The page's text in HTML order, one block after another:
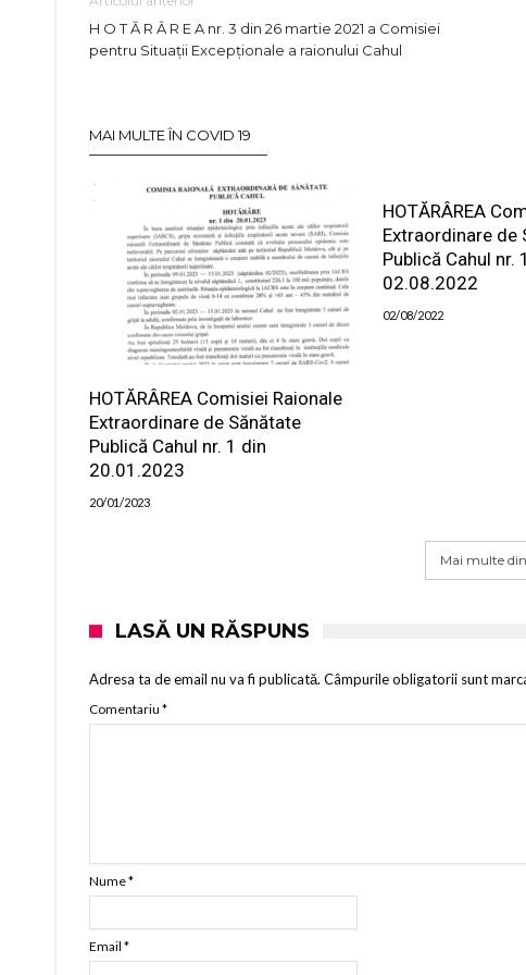
H O T Ă R Â R E A nr. 3 din 26 martie 2021 a Comisiei
pentru Situaţii Excepţionale a raionului Cahul
MAI MULTE ÎN COVID 19
HOTĂRÂREA Comisiei Raionale
Extraordinare de Sănătate
Publică Cahul nr. 1 din
20.01.2023
20/01/2023
HOTĂRÂREA
Extraordinare de
Publică Cahul nr.
02.08.2022
02/08/2022
Mai multe
LASĂ UN RĂSPUNS
Adresa ta de email nu va fi publicată. Câmpurile obligatorii sunt
Comentariu *
Nume*
Email *